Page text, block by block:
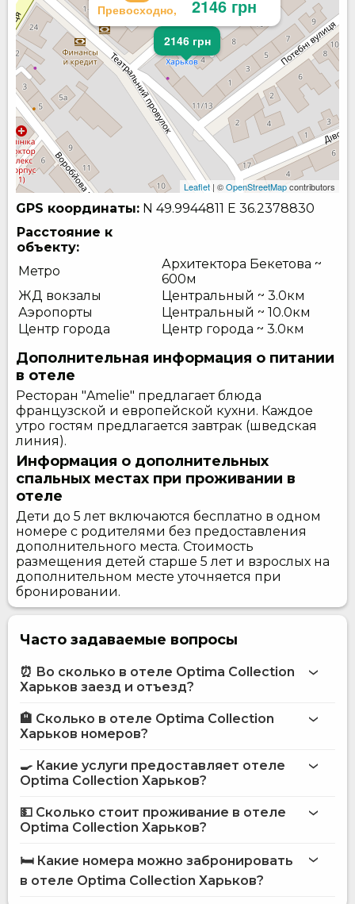
2146 грн
Превосходно, 2146 грн
Leaflet | ©OpenStreetMapcontributors
GPS координаты: N 49.9944811 E 36.2378830
Расстояние к
объекту:
Метро
Архитектора Бекетова ~
600м
ЖД вокзалы
Центральный ~ 3.0км
Аэропорты
Центральный ~ 10.0км
Центр города
Центр города ~ 3.0км
Дополнительная информация о питании
в отеле
Ресторан "Amelie" предлагает блюда
французской и европейской кухни. Каждое
утро гостям предлагается завтрак (шведская
линия).
Информация о дополнительных
спальных местах при проживании в
отеле
Дети до 5 лет включаются бесплатно в одном
номере с родителями без предоставления
дополнительного места. Стоимость
размещения детей старше 5 лет и взрослых на
дополнительном месте уточняется при
бронировании.
Часто задаваемые вопросы
⏰ Во сколько в отеле Optima Collection
Харьков заезд и отъезд?
Больше информации про Отель Optima Collection
Харьков
🏨 Сколько в отеле Optima Collection
Харьков номеров?
на сайте
🍳 Какие услуги предоставляет отеле
Optima Collection Харьков?
Бар
Интернет
Конференц-зал
Ресторан
💵 Сколько стоит проживание в отеле
Optima Collection Харьков?
на сайте Hotels24.ua
🛏️ Какие номера можно забронировать
в отеле Optima Collection Харьков?